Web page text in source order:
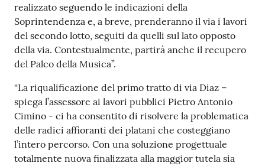
Tutti
gli
argomenti...
Seguici
su
realizzato seguendo le indicazioni della
Soprintendenza e, a breve, prenderanno il via i lavori
del secondo lotto, seguiti da quelli sul lato opposto
della via. Contestualmente, partirà anche il recupero
del Palco della Musica”.
“La riqualificazione del primo tratto di via Diaz –
spiega l’assessore ai lavori pubblici Pietro Antonio
Cimino - ci ha consentito di risolvere la problematica
delle radici affioranti dei platani che costeggiano
l’intero percorso. Con una soluzione progettuale
totalmente nuova finalizzata alla maggior tutela sia